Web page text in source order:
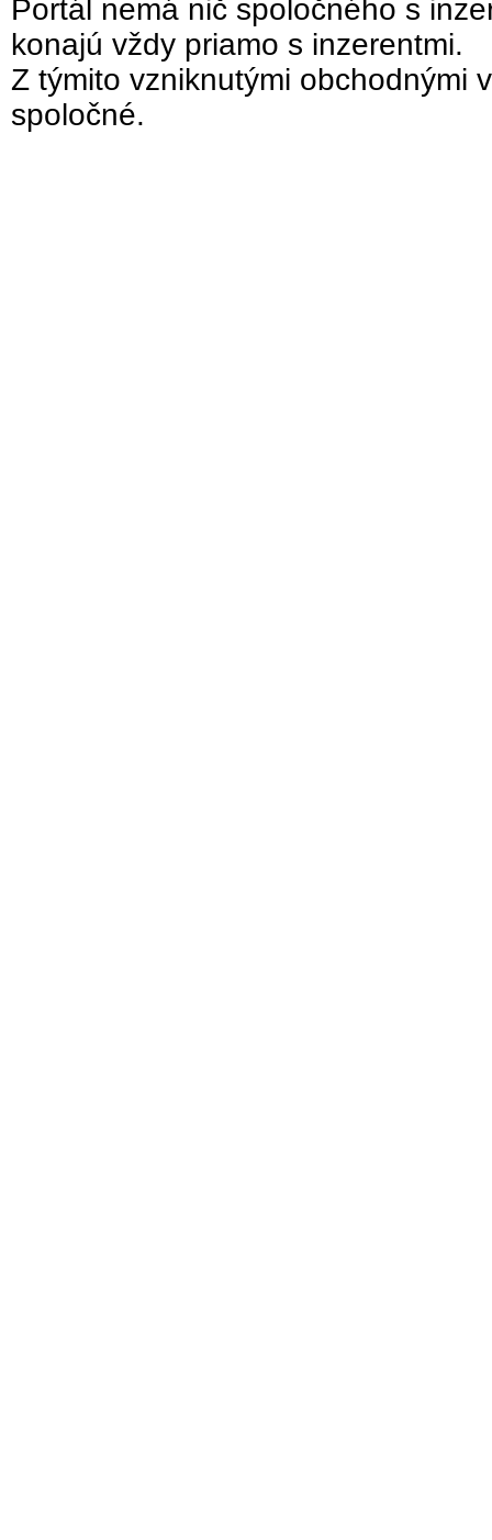
Portál nemá nič spoločného s
konajú vždy priamo s inzerentmi.
Z týmito vzniknutými obchodnými
spoločné.